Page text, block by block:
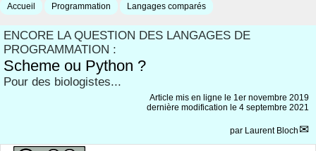
Accueil Programmation Langages comparés
ENCORE LA QUESTION DES LANGAGES DE
PROGRAMMATION :
Scheme ou Python ?
Pour des biologistes...
Article mis en ligne le 1er novembre 2019
dernière modification le 4 septembre 2021
par Laurent Bloch